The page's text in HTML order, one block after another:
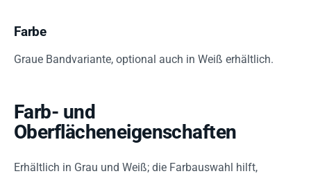
Farbe
Graue Bandvariante, optional auch in Weiß erhältlich.
Farb- und
Oberflächeneigenschaften
Erhältlich in Grau und Weiß; die Farbauswahl hilft,